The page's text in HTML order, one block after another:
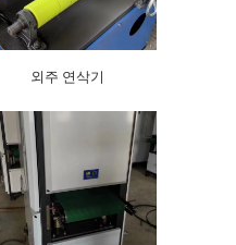
외주 연삭기